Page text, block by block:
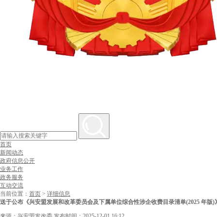
首页
新闻动态
政府信息公开
业务工作
政务服务
互动交流
当前位置： 首页 > 详细信息
送于公布《兴安盟发展和改革委员会及下属单位综合性涉企收费目录清单(2025 年版)